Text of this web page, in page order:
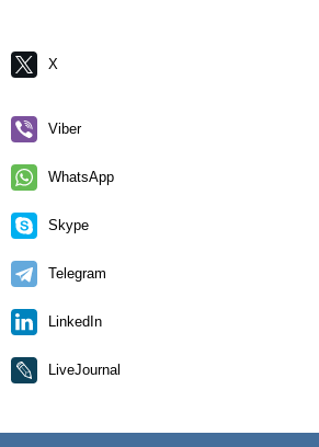
X
Viber
WhatsApp
Skype
Telegram
LinkedIn
LiveJournal